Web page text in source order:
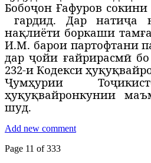
Бобоҷон Ғафуров
гардид. Дар натиҷа
нақлиёти боркаши
И.М. барои партофтани
дар ҷойи ғайрирасмӣ
232-и Кодекси
Ҷумҳурии
ҳуқуқвайронкунии
шуд.
Add new comment
Page 11 of 333